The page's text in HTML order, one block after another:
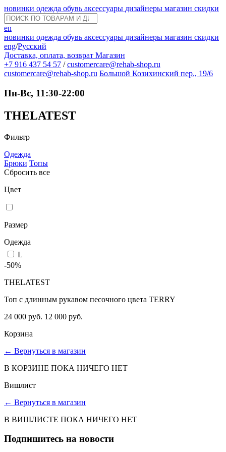
новинки одежда обувь аксессуары дизайнеры магазин скидки
en
новинки одежда обувь аксессуары дизайнеры магазин скидки
eng/Русский
Доставка, оплата, возврат Магазин
+7 916 437 54 57 / customercare@rehab-shop.ru
customercare@rehab-shop.ru Большой Козихинский пер., 19/6
Пн-Вс, 11:30-22:00
THELATEST
Фильтр
Одежда
Брюки Топы
Сбросить все
Цвет
Размер
Одежда
L
-50%
THELATEST
Топ с длинным рукавом песочного цвета TERRY
24 000 руб. 12 000 руб.
Корзина
← Вернуться в магазин
В КОРЗИНЕ ПОКА НИЧЕГО НЕТ
Вишлист
← Вернуться в магазин
В ВИШЛИСТЕ ПОКА НИЧЕГО НЕТ
Подпишитесь на новости